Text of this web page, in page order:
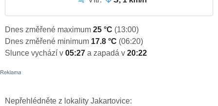
Dnes změřené maximum 25 °C (13:00)
Dnes změřené minimum 17.8 °C (06:20)
Slunce vychází v 05:27 a zapadá v 20:22
Nepřehlédněte z lokality Jakartovice: